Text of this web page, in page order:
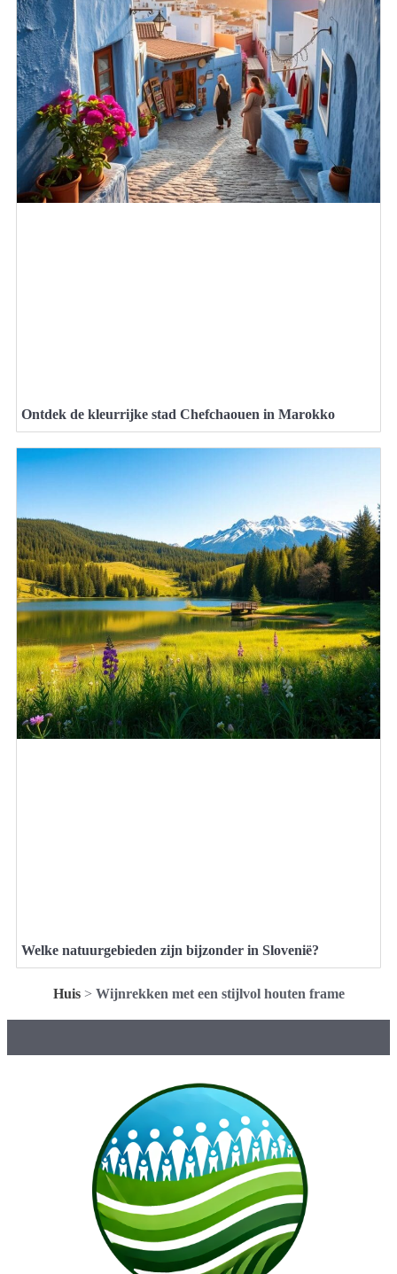
Ontdek de kleurrijke stad Chefchaouen in Marokko
Welke natuurgebieden zijn bijzonder in Slovenië?
Huis> Wijnrekken met een stijlvol houten frame